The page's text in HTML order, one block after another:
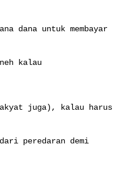
dana untuk membayar
kalau
juga), kalau harus
peredaran demi